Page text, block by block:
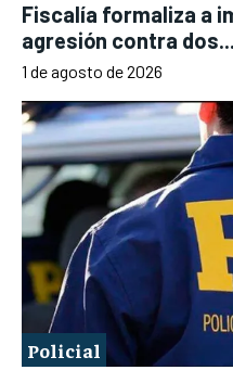
Fiscalía formaliza a
agresión contra dos...
1 de agosto de 2026
Policial